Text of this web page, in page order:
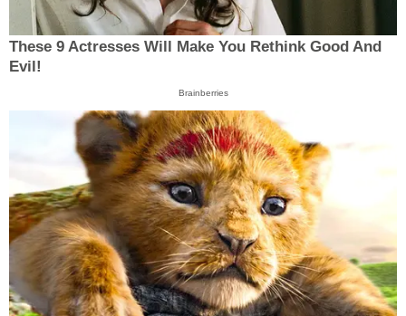
These 9 Actresses Will Make You Rethink Good And
Evil!
Brainberries